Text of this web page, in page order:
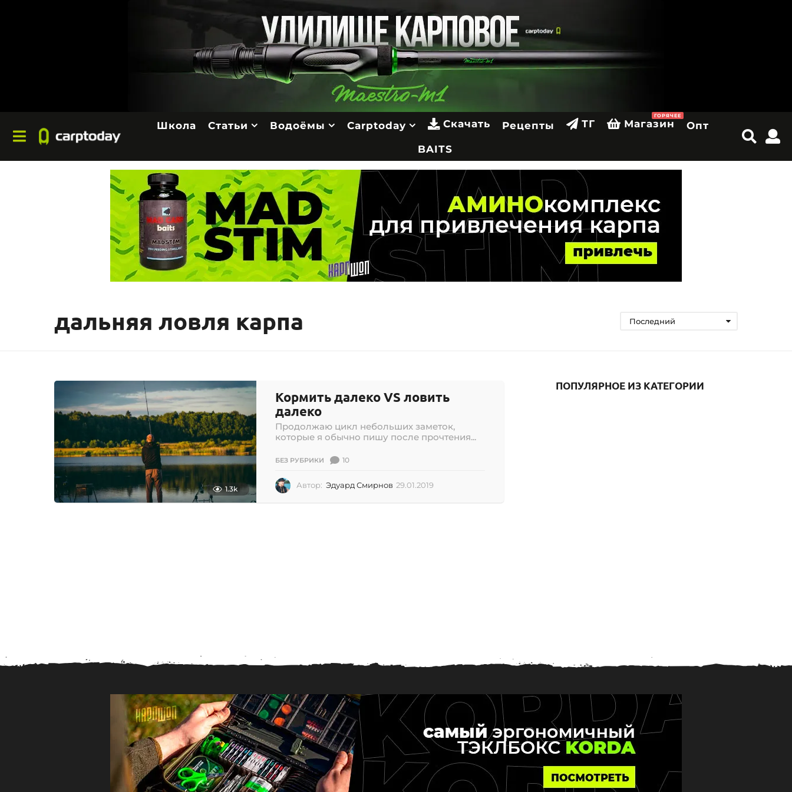
Школа Статьи Водоёмы Carptoday Скачать Рецепты ТГ Магазин
ГОРЯЧЕЕ
Опт
BAITS
дальняя ловля карпа Последний
1.3k
Кормить далеко VS ловить
далеко
Продолжаю цикл небольших заметок,
которые я обычно пишу после прочтения...
БЕЗ РУБРИКИ 10
Автор: Эдуард Смирнов 29.01.2019
ПОПУЛЯРНОЕ ИЗ КАТЕГОРИИ